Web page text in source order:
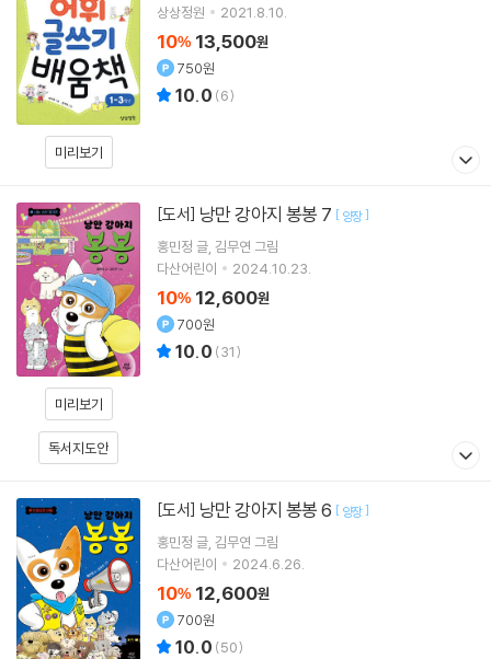
미리보기
상상정원
2021.8.10.
10% 13,500원
750원
10.0 (6)
미리보기
독서지도안
[도서] 낭만 강아지 봉봉 7 [ 양장]
홍민정 글 김무연 그림
다산어린이
2024.10.23.
10% 12,600원
700원
10.0 (31)
[도서] 낭만 강아지 봉봉 6 [ 양장]
홍민정 글 김무연 그림
다산어린이
2024.6.26.
10% 12,600원
700원
10.0 (50)